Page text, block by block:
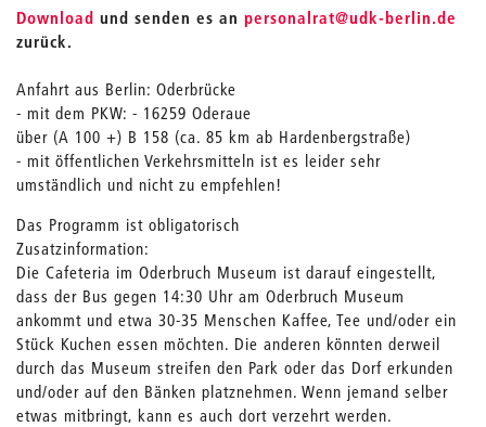
Download und senden es an personalrat_
@udk-berlin.de
zurück.
Anfahrt aus Berlin: Oderbrücke
- mit dem PKW: - 16259 Oderaue
über (A 100 +) B 158 (ca. 85 km ab Hardenbergstraße)
- mit öffentlichen Verkehrsmitteln ist es leider sehr
umständlich und nicht zu empfehlen!
Das Programm ist obligatorisch
Zusatzinformation:
Die Cafeteria im Oderbruch Museum ist darauf eingestellt,
dass der Bus gegen 14:30 Uhr am Oderbruch Museum
ankommt und etwa 30-35 Menschen Kaffee, Tee und/oder ein
Stück Kuchen essen möchten. Die anderen könnten derweil
durch das Museum streifen den Park oder das Dorf erkunden
und/oder auf den Bänken platznehmen. Wenn jemand selber
etwas mitbringt, kann es auch dort verzehrt werden.